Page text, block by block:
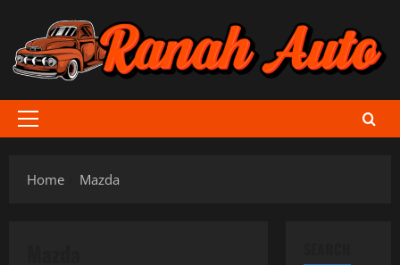
content
Primary
Home
Mazda